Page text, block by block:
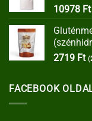
10978 Ft
2719 Ft (
FACEBOOK